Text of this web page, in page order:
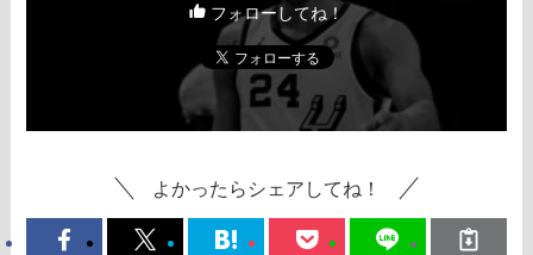
フォローしてね！
よかったらシェアしてね！